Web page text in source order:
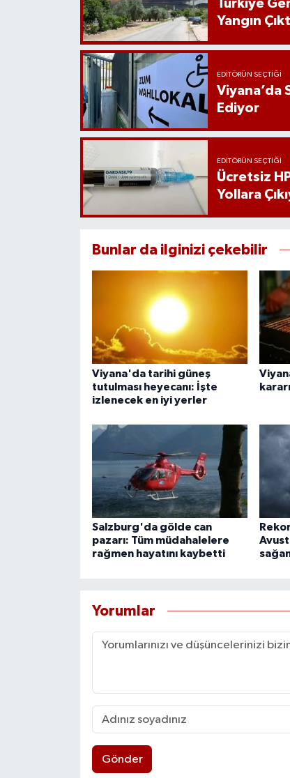
Türkiye
Yangın
EDITÖRÜN SEÇTIĞI
Viyana’da
Ediyor
EDITÖRÜN SEÇTIĞI
Ücretsiz
Yollara
Bunlar da ilginizi çekebilir
Viyana'da tarihi güneş
tutulması heyecanı: İşte
izlenecek en iyi yerler
Salzburg'da gölde can
pazarı: Tüm müdahalelere
rağmen hayatını kaybetti
Yorumlar
Gönder